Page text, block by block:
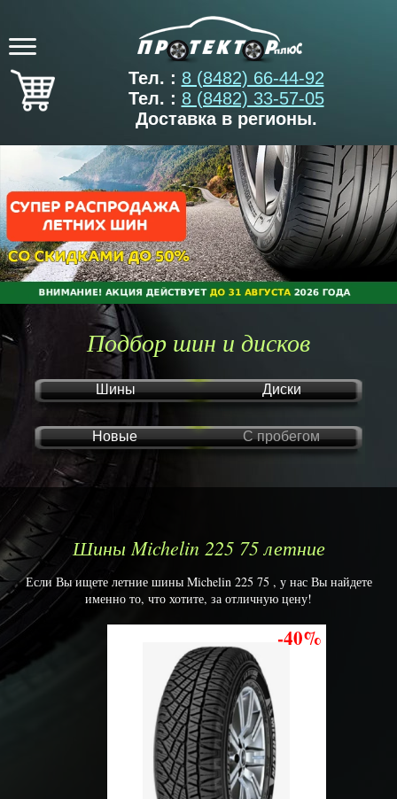
Тел. : 8 (8482) 66-44-92
Тел. : 8 (8482) 33-57-05
Доставка в регионы.
Подбор шин и дисков
Шины Диски
Новые С пробегом
Шины Michelin 225 75 летние
Если Вы ищете летние шины Michelin 225 75 , у нас Вы найдете
именно то, что хотите, за отличную цену!
-40%